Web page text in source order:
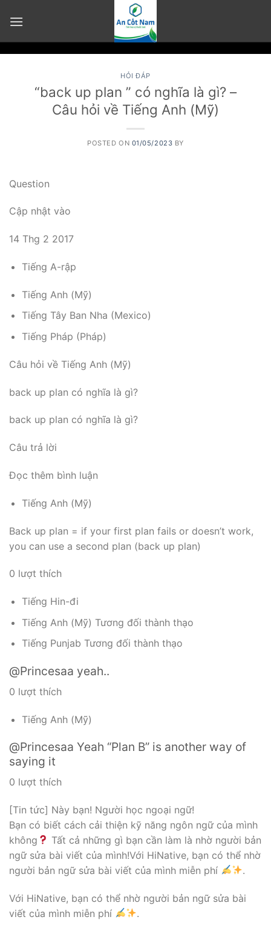
HỎI ĐÁP
“back up plan ” có nghĩa là gì? –
Câu hỏi về Tiếng Anh (Mỹ)
POSTED ON 01/05/2023 BY
Question
Cập nhật vào
14 Thg 2 2017
Tiếng A-rập
Tiếng Anh (Mỹ)
Tiếng Tây Ban Nha (Mexico)
Tiếng Pháp (Pháp)
Câu hỏi về Tiếng Anh (Mỹ)
back up plan có nghĩa là gì?
back up plan có nghĩa là gì?
Câu trả lời
Đọc thêm bình luận
Tiếng Anh (Mỹ)
Back up plan = if your first plan fails or doesn’t work,
you can use a second plan (back up plan)
0 lượt thích
Tiếng Hin-đi
Tiếng Anh (Mỹ) Tương đối thành thạo
Tiếng Punjab Tương đối thành thạo
@Princesaa yeah..
0 lượt thích
Tiếng Anh (Mỹ)
@Princesaa Yeah “Plan B” is another way of
saying it
0 lượt thích
[Tin tức] Này bạn! Người học ngoại ngữ!
Bạn có biết cách cải thiện kỹ năng ngôn ngữ của mình
không
Tất cả những gì bạn cần làm là nhờ người bản
ngữ sửa bài viết của mình!Với HiNative, bạn có thể nhờ
người bản ngữ sửa bài viết của mình miễn phí
.
Với HiNative, bạn có thể nhờ người bản ngữ sửa bài
viết của mình miễn phí
.